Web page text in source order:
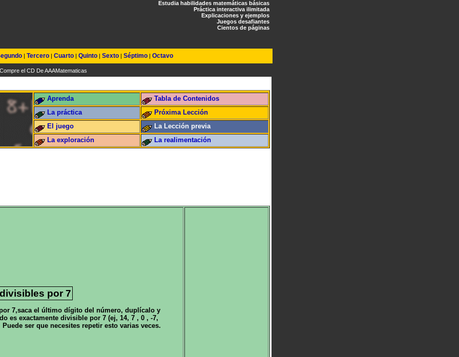
Estudia habilidades matemáticas básicas
Práctica interactiva ilimitada
Explicaciones y ejemplos
Juegos desafiantes
Cientos de páginas
| Tercero | Cuarto | Quinto | Sexto | Séptimo | Octavo
Compre el CD De AAAMatematicas
Aprenda
Tabla de Contenidos
La práctica
Próxima Lección
El juego
La Lección previa
La exploración
La realimentación
por 7
7,saca el último dígito del número, duplícalo y
es exactamente divisible por 7 (ej, 14, 7 , 0 , -7,
ser que necesites repetir esto varias veces.